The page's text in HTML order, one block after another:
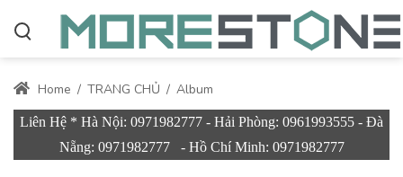
Home / TRANG CHỦ / Album
Liên Hệ * Hà Nội: 0971982777 - Hải Phòng: 0961993555 - Đà
Nẵng: 0971982777 - Hồ Chí Minh: 0971982777